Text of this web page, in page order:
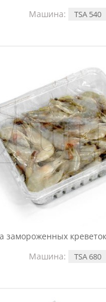
Машина:
TSA 540
замороженных
Машина:
TSA 680